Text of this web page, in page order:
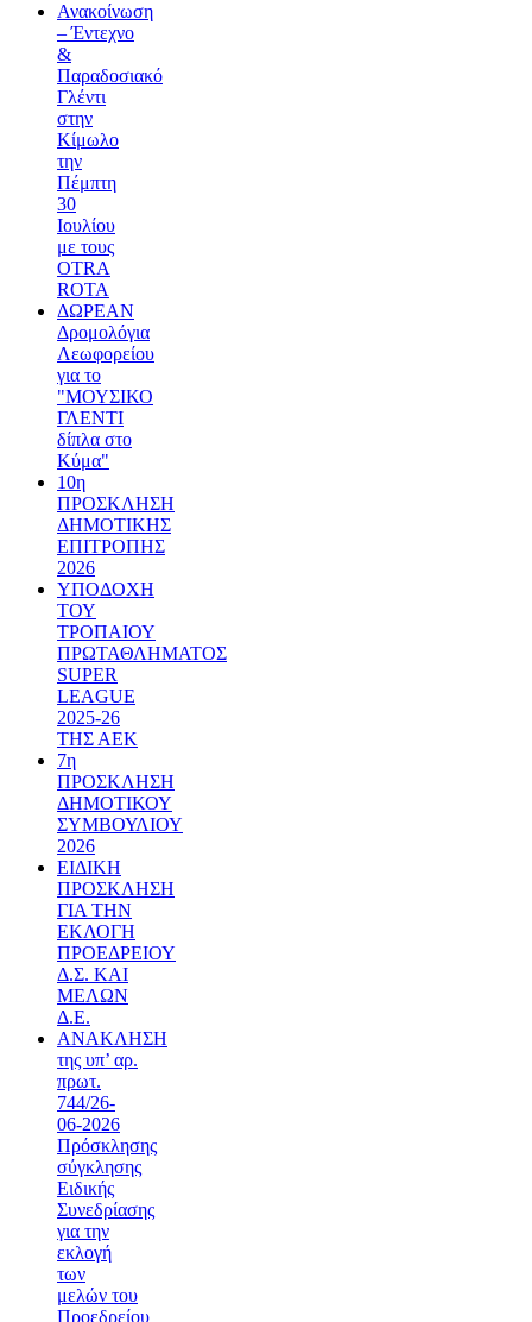
Ανακοίνωση
– Έντεχνο
&
Παραδοσιακό
Γλέντι
στην
Κίμωλο
την
Πέμπτη
30
Ιουλίου
με τους
OTRA
ROTA
ΔΩΡΕΑΝ
Δρομολόγια
Λεωφορείου
για το
"ΜΟΥΣΙΚΟ
ΓΛΕΝΤΙ
δίπλα στο
Κύμα"
10η
ΠΡΟΣΚΛΗΣΗ
ΔΗΜΟΤΙΚΗΣ
ΕΠΙΤΡΟΠΗΣ
2026
ΥΠΟΔΟΧΗ
ΤΟΥ
ΤΡΟΠΑΙΟΥ
ΠΡΩΤΑΘΛΗΜΑΤΟΣ
SUPER
LEAGUE
2025-26
ΤΗΣ ΑΕΚ
7η
ΠΡΟΣΚΛΗΣΗ
ΔΗΜΟΤΙΚΟΥ
ΣΥΜΒΟΥΛΙΟΥ
2026
ΕΙΔΙΚΗ
ΠΡΟΣΚΛΗΣΗ
ΓΙΑ ΤΗΝ
ΕΚΛΟΓΗ
ΠΡΟΕΔΡΕΙΟΥ
Δ.Σ. ΚΑΙ
ΜΕΛΩΝ
Δ.Ε.
ΑΝΑΚΛΗΣΗ
της υπ’ αρ.
πρωτ.
744/26-
06-2026
Πρόσκλησης
σύγκλησης
Ειδικής
Συνεδρίασης
για την
εκλογή
των
μελών του
Προεδρείου